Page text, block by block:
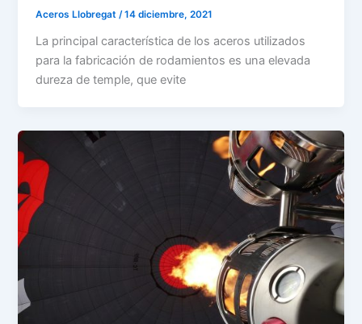
Aceros Llobregat/14 diciembre, 2021
La principal característica de los aceros utilizados
para la fabricación de rodamientos es una elevada
dureza de temple, que evite